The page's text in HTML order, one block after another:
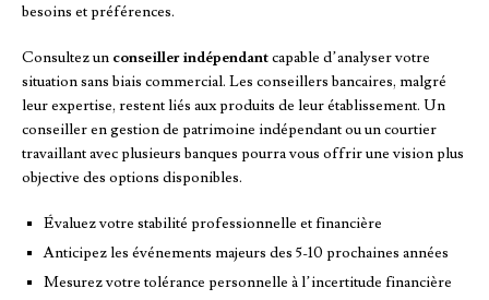
besoins et préférences.
Consultez un conseiller indépendantcapable d’analyser votre
situation sans biais commercial. Les conseillers bancaires, malgré
leur expertise, restent liés aux produits de leur établissement. Un
conseiller en gestion de patrimoine indépendant ou un courtier
travaillant avec plusieurs banques pourra vous offrir une vision plus
objective des options disponibles.
Évaluez votre stabilité professionnelle et financière
Anticipez les événements majeurs des 5-10 prochaines années
Mesurez votre tolérance personnelle à l’incertitude financière